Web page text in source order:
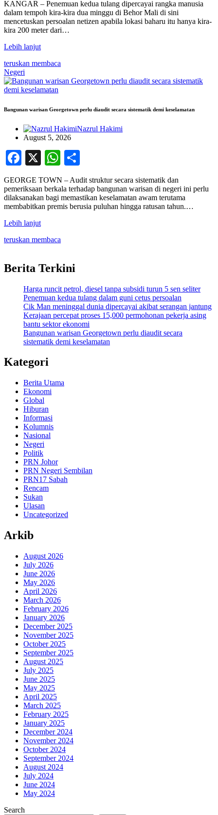
KANGAR – Penemuan kedua tulang dipercayai rangka manusia
dalam tempoh kira-kira dua minggu di Behor Mali di sini
mencetuskan persoalan netizen apabila lokasi baharu itu hanya kira-
kira 200 meter dari…
Lebih lanjut
teruskan membaca
Negeri
Bangunan warisan Georgetown perlu diaudit secara sistematik demi keselamatan
Nazrul Hakimi
August 5, 2026
Facebook
X WhatsApp
GEORGE TOWN – Audit struktur secara sistematik dan
pemeriksaan berkala terhadap bangunan warisan di negeri ini perlu
dilaksanakan bagi memastikan keselamatan awam terutama
membabitkan premis berusia puluhan hingga ratusan tahun.…
Lebih lanjut
teruskan membaca
Berita Terkini
Harga runcit petrol, diesel tanpa subsidi turun 5 sen seliter
Penemuan kedua tulang dalam guni cetus persoalan
Cik Man meninggal dunia dipercayai akibat serangan jantung
Kerajaan percepat proses 15,000 permohonan pekerja asing
bantu sektor ekonomi
Bangunan warisan Georgetown perlu diaudit secara
sistematik demi keselamatan
Kategori
Berita Utama
Ekonomi
Global
Hiburan
Informasi
Kolumnis
Nasional
Negeri
Politik
PRN Johor
PRN Negeri Sembilan
PRN17 Sabah
Rencam
Sukan
Ulasan
Uncategorized
Arkib
August 2026
July 2026
June 2026
May 2026
April 2026
March 2026
February 2026
January 2026
December 2025
November 2025
October 2025
September 2025
August 2025
July 2025
June 2025
May 2025
April 2025
March 2025
February 2025
January 2025
December 2024
November 2024
October 2024
September 2024
August 2024
July 2024
June 2024
May 2024
Search